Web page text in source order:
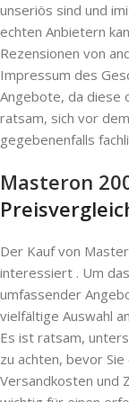
unseriös sind und
echten Anbietern
Rezensionen von
Impressum des
Angebote, da diese
ratsam, sich vor
gegebenenfalls
Masteron
Der Kauf von
interessiert . Um
umfassender
vielfältige Auswahl
Es ist ratsam,
zu achten, bevor
Versandkosten und